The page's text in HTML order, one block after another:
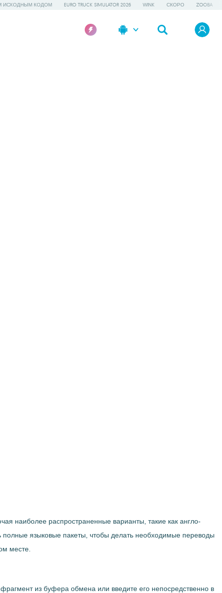
ИСХОДНЫМ КОДОМ EURO TRUCK SIMULATOR 2026 WINK СКОРО ZOOBA
наиболее распространенные варианты, такие как англо-
полные языковые пакеты, чтобы делать необходимые переводы
месте.
из буфера обмена или введите его непосредственно в